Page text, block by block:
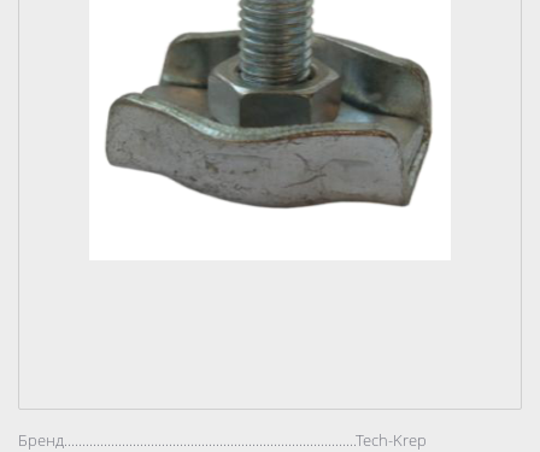
Бренд..................................................................................Tech-Krep